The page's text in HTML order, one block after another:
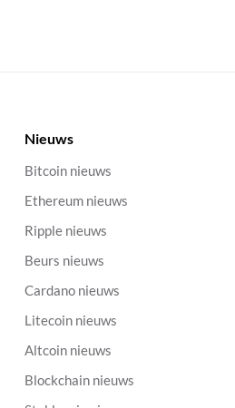
Nieuws
Bitcoin nieuws
Ethereum nieuws
Ripple nieuws
Beurs nieuws
Cardano nieuws
Litecoin nieuws
Altcoin nieuws
Blockchain nieuws